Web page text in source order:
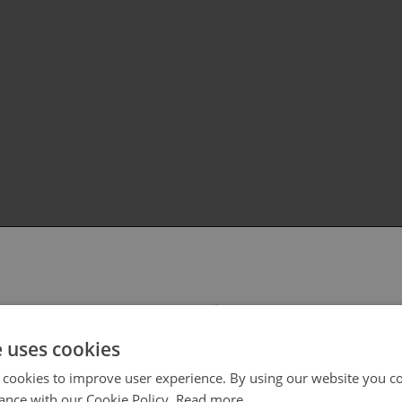
your region/language
cookies
to improve user experience. By using our website you